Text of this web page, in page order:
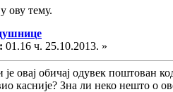
ову тему.
01.16 ч. 25.10.2013. »
је овај обичај одувек поштован
касније? Зна ли неко нешто о